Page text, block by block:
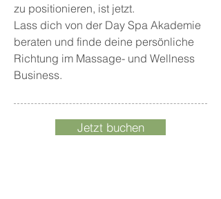
zu positionieren, ist jetzt.
Lass dich von der Day Spa Akademie
beraten und finde deine persönliche
Richtung im Massage- und Wellness
Business.
Jetzt buchen